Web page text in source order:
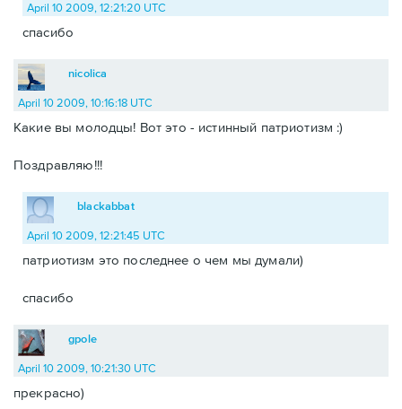
April 10 2009, 12:21:20 UTC
спасибо
nicolica
April 10 2009, 10:16:18 UTC
Какие вы молодцы! Вот это - истинный патриотизм :)
Поздравляю!!!
blackabbat
April 10 2009, 12:21:45 UTC
патриотизм это последнее о чем мы думали)
спасибо
gpole
April 10 2009, 10:21:30 UTC
прекрасно)